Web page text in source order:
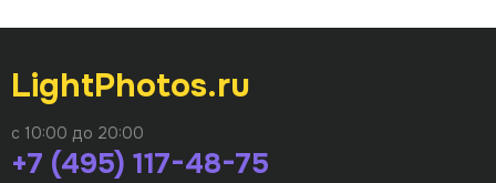
LightPhotos.ru
с 10:00 до 20:00
+7 (495) 117-48-75